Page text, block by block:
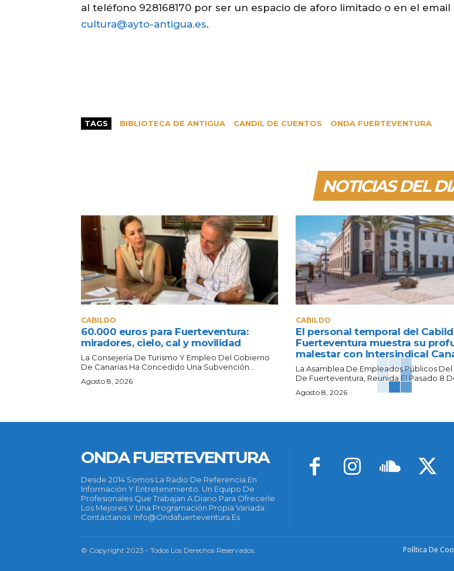
al teléfono 928168170 por ser un espacio de aforo limitado o en el email
cultura@ayto-antigua.es.
TAGS BIBLIOTECA DE ANTIGUA CANDIL DE CUENTOS ONDA FUERTEVENTURA
NOTICIAS DEL
CABILDO
60.000 euros para Fuerteventura:
miradores, cielo, cal y movilidad
La Consejería De Turismo Y Empleo Del Gobierno
De Canarias Ha Concedido Una Subvención...
Agosto 8, 2026
CABILDO
El personal temporal del
Fuerteventura muestra su
malestar con Intersindical
La Asamblea De Empleados Públicos
De Fuerteventura, Reunida El Pasado 8
Agosto 8, 2026
ONDA FUERTEVENTURA
Desde 2014 Somos La Radio De Referencia En
Información Y Entretenimiento. Un Equipo De
Profesionales Que Trabajan A Diario Para Ofrecerle
Los Mejores Y Una Programación Propia Variada.
Contáctanos: Info@ondafuerteventura.es
© Copyright 2023 - Todos Los Derechos Reservados. Política De